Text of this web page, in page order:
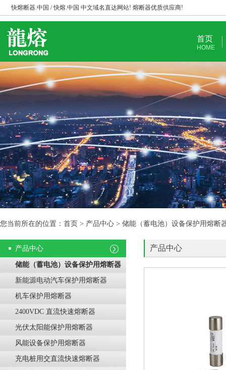
快熔断器.中国 / 快熔.中国 中文域名直达网站! 熔断器优质供应商!
首页
HOME
您当前所在的位置：首页 > 产品中心 > 储能（蓄电池）设备保护用熔断
产品中心
储能（蓄电池）设备保护用熔断器
新能源电动汽车保护用熔断器
机车保护用熔断器
2400VDC 直流快速熔断器
光伏太阳能保护用熔断器
风能设备保护用熔断器
充电桩用交直流快速熔断器
产品中心